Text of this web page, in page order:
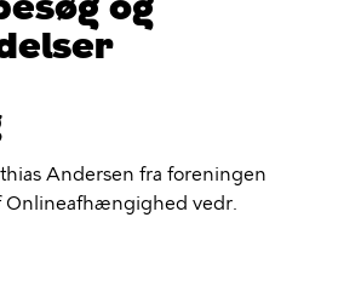
Andersen fra foreningen
Onlineafhængighed vedr.